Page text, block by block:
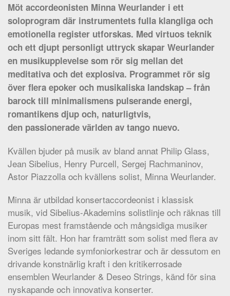
Möt accordeonisten Minna Weurlander i ett
soloprogram där instrumentets fulla klangliga och
emotionella register utforskas. Med virtuos teknik
och ett djupt personligt uttryck skapar Weurlander
en musikupplevelse som rör sig mellan det
meditativa och det explosiva. Programmet rör sig
över flera epoker och musikaliska landskap – från
barock till minimalismens pulserande energi,
romantikens djup och, naturligtvis,
den passionerade världen av tango nuevo.
Kvällen bjuder på musik av bland annat Philip Glass,
Jean Sibelius, Henry Purcell, Sergej Rachmaninov,
Astor Piazzolla och kvällens solist, Minna Weurlander.
Minna är utbildad konsertaccordeonist i klassisk
musik, vid Sibelius-Akademins solistlinje och räknas till
Europas mest framstående och mångsidiga musiker
inom sitt fält. Hon har framträtt som solist med flera av
Sveriges ledande symfoniorkestrar och är dessutom en
drivande konstnärlig kraft i den kritikerrosade
ensemblen Weurlander & Deseo Strings, känd för sina
nyskapande och innovativa konserter.